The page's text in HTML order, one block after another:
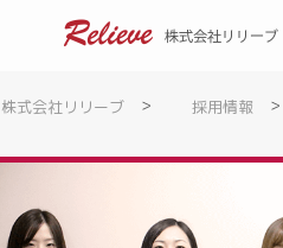
株式会社リリーブ > 採用情報 >